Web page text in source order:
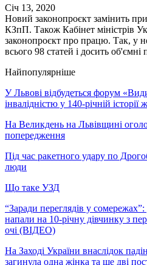
Січ 13, 2020
Новий законопроєкт замінить
КЗпП. Також Кабінет міністрів
законопроєкт про працю. Так, у
всього 98 статей і досить
Найпопулярніше
У Львові відбудеться форум
інвалідністю у 140-річній історії
На Великдень на Львівщині
попередження
Під час ракетного удару по
люди
Що таке УЗД
“Заради переглядів у сомережах”:
напали на 10-річну дівчинку з
очі (ВІДЕО)
На Заході України внаслідок
загинула одна жінка та ще дві